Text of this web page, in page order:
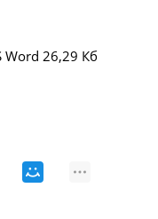
Word 26,29 Кб